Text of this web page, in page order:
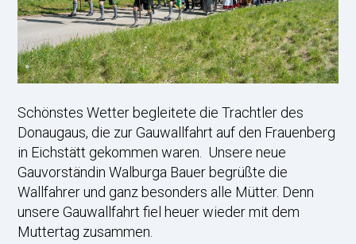
Schönstes Wetter begleitete die Trachtler des
Donaugaus, die zur Gauwallfahrt auf den Frauenberg
in Eichstätt gekommen waren. Unsere neue
Gauvorständin Walburga Bauer begrüßte die
Wallfahrer und ganz besonders alle Mütter. Denn
unsere Gauwallfahrt fiel heuer wieder mit dem
Muttertag zusammen.